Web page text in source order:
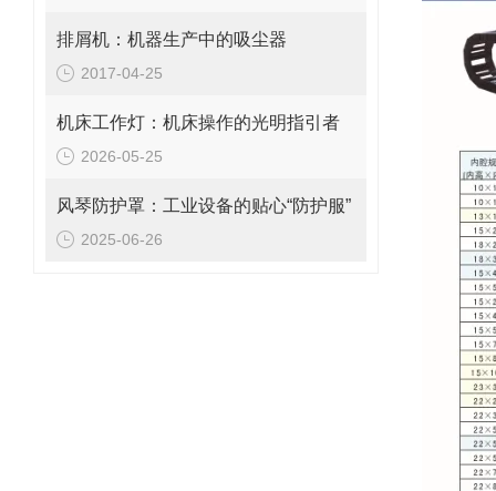
排屑机：机器生产中的吸尘器
2017-04-25
机床工作灯：机床操作的光明指引者
2026-05-25
风琴防护罩：工业设备的贴心“防护服”
2025-06-26